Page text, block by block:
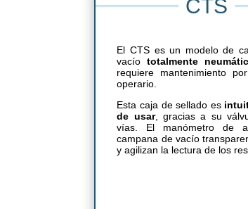
CTS
El CTS es un modelo de
vacíototalmente
requiere mantenimiento
operario.
Esta caja de sellado es
de usar, gracias a su
vías. El manómetro de
campana de vacío
y agilizan la lectura de los